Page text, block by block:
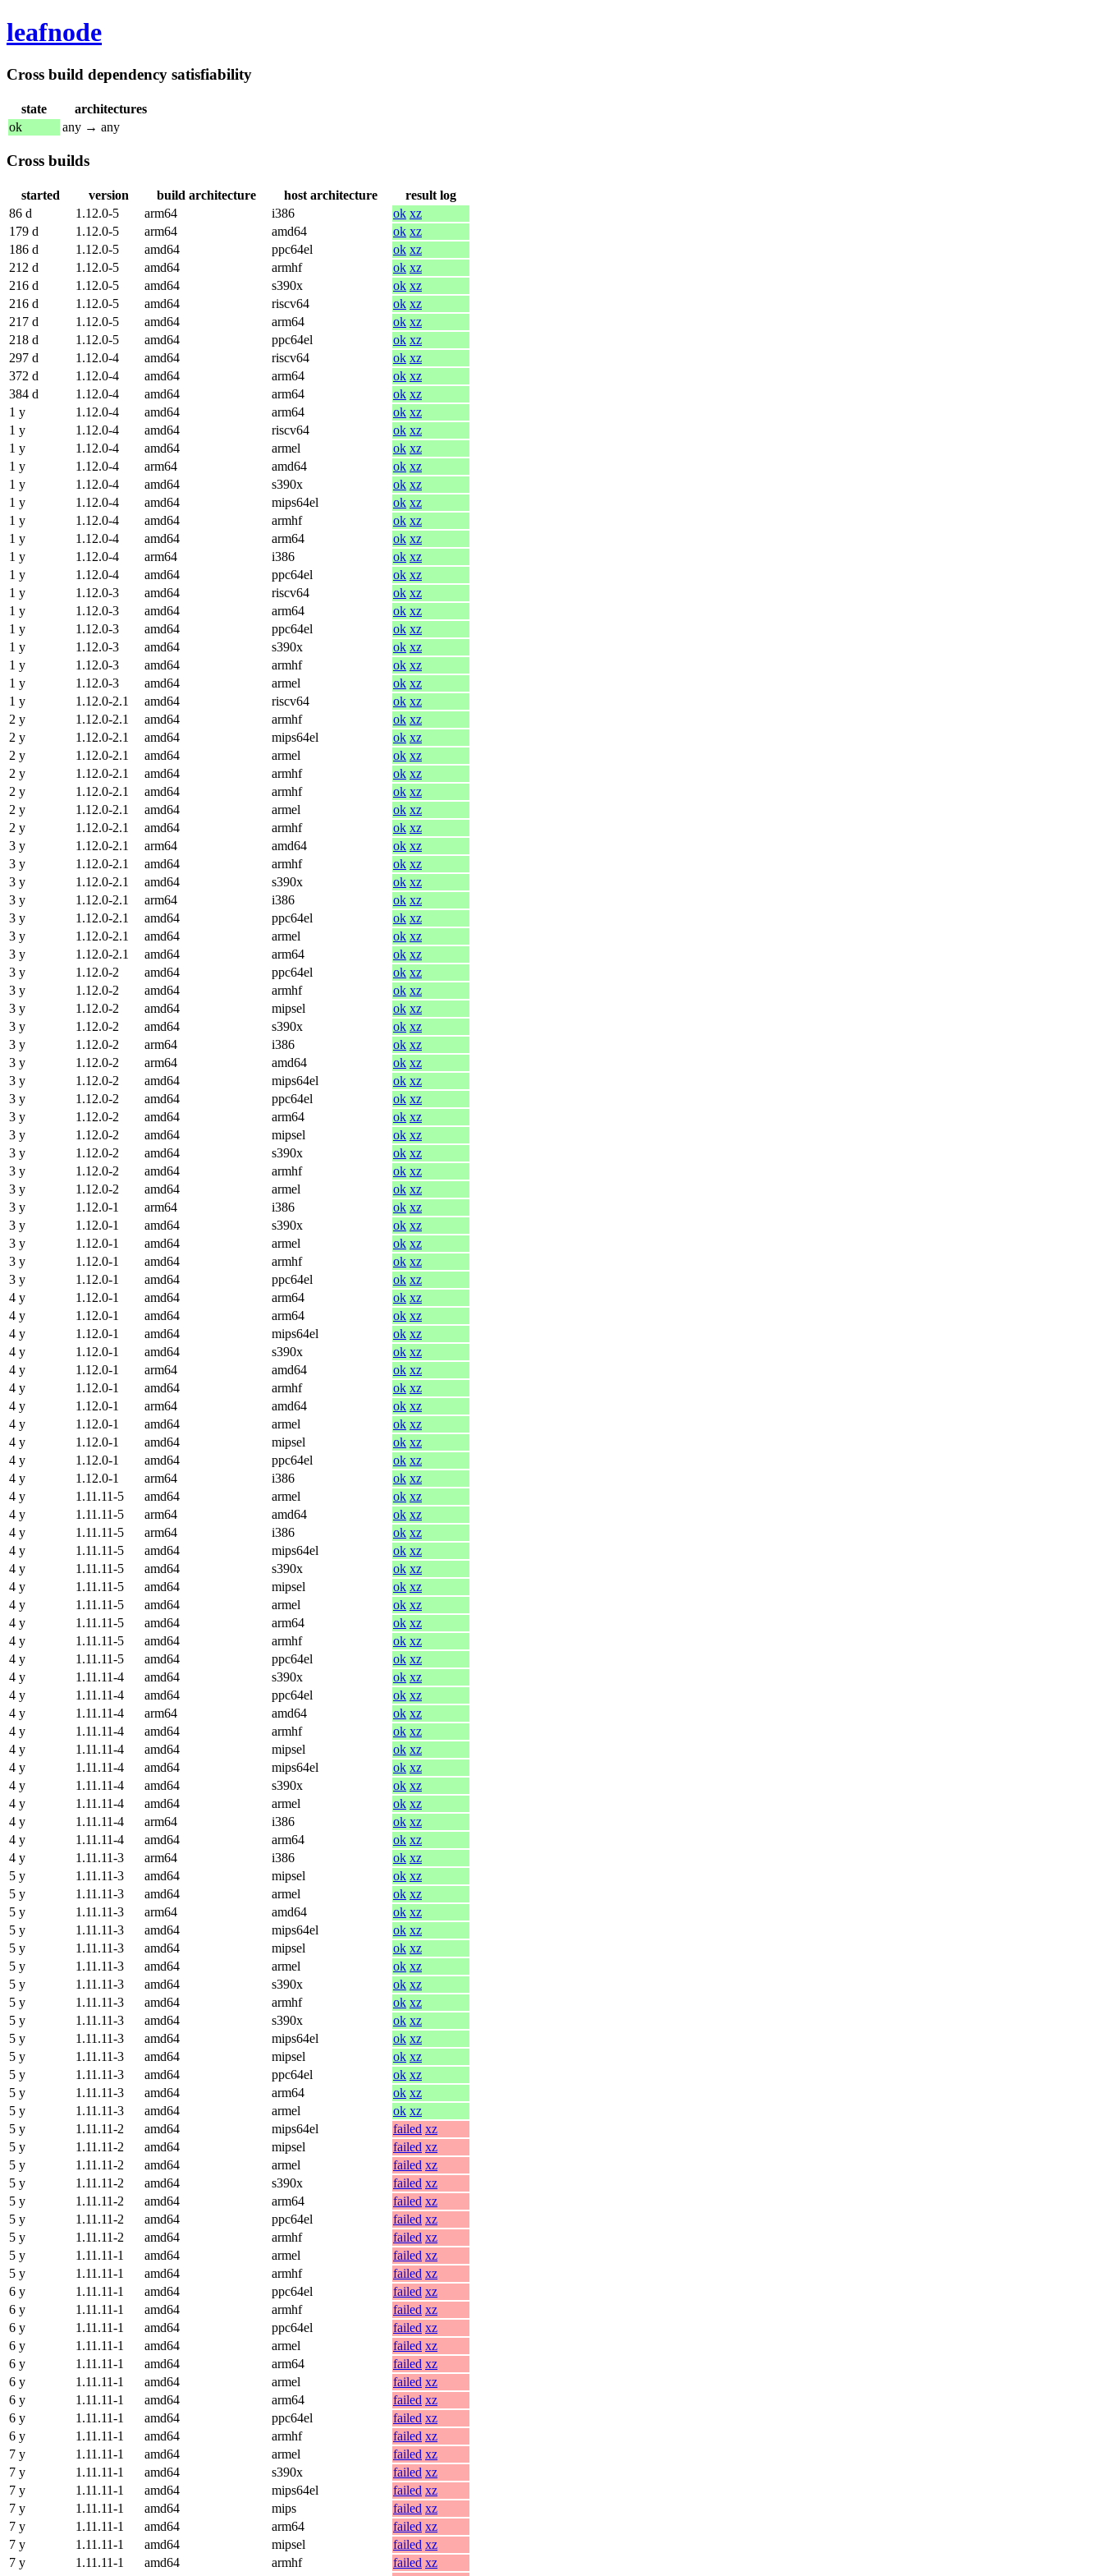
leafnode
Cross build dependency satisfiability
state
architectures
ok
any → any
Cross builds
started version build architecture host architecture
result log
86 d
1.12.0-5 arm64 i386 ok xz
179 d
1.12.0-5 arm64 amd64 ok xz
186 d
1.12.0-5 amd64 ppc64el ok xz
212 d
1.12.0-5 amd64 armhf ok xz
216 d
1.12.0-5 amd64 s390x ok xz
216 d
1.12.0-5 amd64 riscv64 ok xz
217 d
1.12.0-5 amd64 arm64 ok xz
218 d
1.12.0-5 amd64 ppc64el ok xz
297 d
1.12.0-4 amd64 riscv64 ok xz
372 d
1.12.0-4 amd64 arm64 ok xz
384 d
1.12.0-4 amd64 arm64 ok xz
1 y
1.12.0-4 amd64 arm64 ok xz
1 y
1.12.0-4 amd64 riscv64 ok xz
1 y
1.12.0-4 amd64 armel ok xz
1 y
1.12.0-4 arm64 amd64 ok xz
1 y
1.12.0-4 amd64 s390x ok xz
1 y
1.12.0-4 amd64 mips64el ok xz
1 y
1.12.0-4 amd64 armhf ok xz
1 y
1.12.0-4 amd64 arm64 ok xz
1 y
1.12.0-4 arm64 i386 ok xz
1 y
1.12.0-4 amd64 ppc64el ok xz
1 y
1.12.0-3 amd64 riscv64 ok xz
1 y
1.12.0-3 amd64 arm64 ok xz
1 y
1.12.0-3 amd64 ppc64el ok xz
1 y
1.12.0-3 amd64 s390x ok xz
1 y
1.12.0-3 amd64 armhf ok xz
1 y
1.12.0-3 amd64 armel ok xz
1 y
1.12.0-2.1 amd64 riscv64 ok xz
2 y
1.12.0-2.1 amd64 armhf ok xz
2 y
1.12.0-2.1 amd64 mips64el ok xz
2 y
1.12.0-2.1 amd64 armel ok xz
2 y
1.12.0-2.1 amd64 armhf ok xz
2 y
1.12.0-2.1 amd64 armhf ok xz
2 y
1.12.0-2.1 amd64 armel ok xz
2 y
1.12.0-2.1 amd64 armhf ok xz
3 y
1.12.0-2.1 arm64 amd64 ok xz
3 y
1.12.0-2.1 amd64 armhf ok xz
3 y
1.12.0-2.1 amd64 s390x ok xz
3 y
1.12.0-2.1 arm64 i386 ok xz
3 y
1.12.0-2.1 amd64 ppc64el ok xz
3 y
1.12.0-2.1 amd64 armel ok xz
3 y
1.12.0-2.1 amd64 arm64 ok xz
3 y
1.12.0-2 amd64 ppc64el ok xz
3 y
1.12.0-2 amd64 armhf ok xz
3 y
1.12.0-2 amd64 mipsel ok xz
3 y
1.12.0-2 amd64 s390x ok xz
3 y
1.12.0-2 arm64 i386 ok xz
3 y
1.12.0-2 arm64 amd64 ok xz
3 y
1.12.0-2 amd64 mips64el ok xz
3 y
1.12.0-2 amd64 ppc64el ok xz
3 y
1.12.0-2 amd64 arm64 ok xz
3 y
1.12.0-2 amd64 mipsel ok xz
3 y
1.12.0-2 amd64 s390x ok xz
3 y
1.12.0-2 amd64 armhf ok xz
3 y
1.12.0-2 amd64 armel ok xz
3 y
1.12.0-1 arm64 i386 ok xz
3 y
1.12.0-1 amd64 s390x ok xz
3 y
1.12.0-1 amd64 armel ok xz
3 y
1.12.0-1 amd64 armhf ok xz
3 y
1.12.0-1 amd64 ppc64el ok xz
4 y
1.12.0-1 amd64 arm64 ok xz
4 y
1.12.0-1 amd64 arm64 ok xz
4 y
1.12.0-1 amd64 mips64el ok xz
4 y
1.12.0-1 amd64 s390x ok xz
4 y
1.12.0-1 arm64 amd64 ok xz
4 y
1.12.0-1 amd64 armhf ok xz
4 y
1.12.0-1 arm64 amd64 ok xz
4 y
1.12.0-1 amd64 armel ok xz
4 y
1.12.0-1 amd64 mipsel ok xz
4 y
1.12.0-1 amd64 ppc64el ok xz
4 y
1.12.0-1 arm64 i386 ok xz
4 y
1.11.11-5 amd64 armel ok xz
4 y
1.11.11-5 arm64 amd64 ok xz
4 y
1.11.11-5 arm64 i386 ok xz
4 y
1.11.11-5 amd64 mips64el ok xz
4 y
1.11.11-5 amd64 s390x ok xz
4 y
1.11.11-5 amd64 mipsel ok xz
4 y
1.11.11-5 amd64 armel ok xz
4 y
1.11.11-5 amd64 arm64 ok xz
4 y
1.11.11-5 amd64 armhf ok xz
4 y
1.11.11-5 amd64 ppc64el ok xz
4 y
1.11.11-4 amd64 s390x ok xz
4 y
1.11.11-4 amd64 ppc64el ok xz
4 y
1.11.11-4 arm64 amd64 ok xz
4 y
1.11.11-4 amd64 armhf ok xz
4 y
1.11.11-4 amd64 mipsel ok xz
4 y
1.11.11-4 amd64 mips64el ok xz
4 y
1.11.11-4 amd64 s390x ok xz
4 y
1.11.11-4 amd64 armel ok xz
4 y
1.11.11-4 arm64 i386 ok xz
4 y
1.11.11-4 amd64 arm64 ok xz
4 y
1.11.11-3 arm64 i386 ok xz
5 y
1.11.11-3 amd64 mipsel ok xz
5 y
1.11.11-3 amd64 armel ok xz
5 y
1.11.11-3 arm64 amd64 ok xz
5 y
1.11.11-3 amd64 mips64el ok xz
5 y
1.11.11-3 amd64 mipsel ok xz
5 y
1.11.11-3 amd64 armel ok xz
5 y
1.11.11-3 amd64 s390x ok xz
5 y
1.11.11-3 amd64 armhf ok xz
5 y
1.11.11-3 amd64 s390x ok xz
5 y
1.11.11-3 amd64 mips64el ok xz
5 y
1.11.11-3 amd64 mipsel ok xz
5 y
1.11.11-3 amd64 ppc64el ok xz
5 y
1.11.11-3 amd64 arm64 ok xz
5 y
1.11.11-3 amd64 armel ok xz
5 y
1.11.11-2 amd64 mips64el failed xz
5 y
1.11.11-2 amd64 mipsel failed xz
5 y
1.11.11-2 amd64 armel failed xz
5 y
1.11.11-2 amd64 s390x failed xz
5 y
1.11.11-2 amd64 arm64 failed xz
5 y
1.11.11-2 amd64 ppc64el failed xz
5 y
1.11.11-2 amd64 armhf failed xz
5 y
1.11.11-1 amd64 armel failed xz
5 y
1.11.11-1 amd64 armhf failed xz
6 y
1.11.11-1 amd64 ppc64el failed xz
6 y
1.11.11-1 amd64 armhf failed xz
6 y
1.11.11-1 amd64 ppc64el failed xz
6 y
1.11.11-1 amd64 armel failed xz
6 y
1.11.11-1 amd64 arm64 failed xz
6 y
1.11.11-1 amd64 armel failed xz
6 y
1.11.11-1 amd64 arm64 failed xz
6 y
1.11.11-1 amd64 ppc64el failed xz
6 y
1.11.11-1 amd64 armhf failed xz
7 y
1.11.11-1 amd64 armel failed xz
7 y
1.11.11-1 amd64 s390x failed xz
7 y
1.11.11-1 amd64 mips64el failed xz
7 y
1.11.11-1 amd64 mips failed xz
7 y
1.11.11-1 amd64 arm64 failed xz
7 y
1.11.11-1 amd64 mipsel failed xz
7 y
1.11.11-1 amd64 armhf failed xz